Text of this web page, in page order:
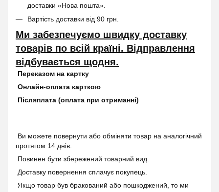
доставки «Нова пошта».
Вартість доставки від 90 грн.
Ми забезпечуємо швидку доставку
товарів по всій країні. Відправлення
відбувається щодня.
Переказом на картку
Онлайн-оплата карткою
Післяплата (оплата при отриманні)
Ви можете повернути або обміняти товар на аналогічний
протягом 14 днів.
Повинен бути збережений товарний вид.
Доставку повернення сплачує покупець.
Якщо товар був бракований або пошкоджений, то ми